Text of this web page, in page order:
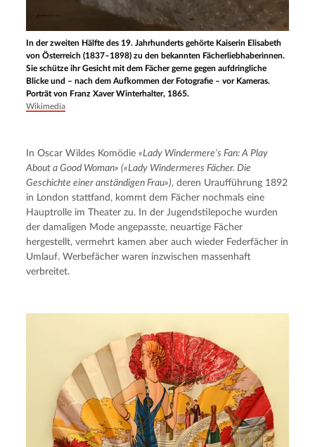
In der zweiten Hälfte des 19. Jahrhunderts gehörte Kaiserin Elisabeth
von Österreich (1837–1898) zu den bekannten Fächerliebhaberinnen.
Sie schütze ihr Gesicht mit dem Fächer gerne gegen aufdringliche
Blicke und – nach dem Aufkommen der Fotografie – vor Kameras.
Porträt von Franz Xaver Winterhalter, 1865.
Wikimedia
In Oscar Wildes Komödie «Lady Windermere’s Fan: A Play
About a Good Woman» («Lady Windermeres Fächer. Die
Geschichte einer anständigen Frau»), deren Uraufführung 1892
in London stattfand, kommt dem Fächer nochmals eine
Hauptrolle im Theater zu. In der Jugendstilepoche wurden
der damaligen Mode angepasste, neuartige Fächer
hergestellt, vermehrt kamen aber auch wieder Federfächer in
Umlauf. Werbefächer waren inzwischen massenhaft
verbreitet.